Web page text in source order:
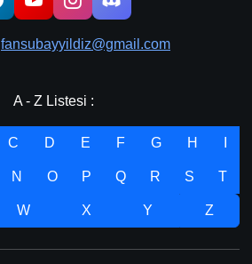
fansubayyildiz@gmail.com
A - Z Listesi :
C D E F G H
N O P Q R S T
W X Y Z